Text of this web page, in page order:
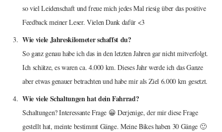
so viel Leidenschaft und freue mich jedes Mal riesig über das positive
Feedback meiner Leser. Vielen Dank dafür <3
Wie viele Jahreskilometer schaffst du?
So ganz genau habe ich das in den letzten Jahren gar nicht mitverfolgt.
Ich schätze, es waren ca. 4.000 km. Dieses Jahr werde ich das Ganze
aber etwas genauer betrachten und habe mir als Ziel 6.000 km gesetzt.
Wie viele Schaltungen hat dein Fahrrad?
Schaltungen? Interessante Frage 😀 Derjenige, der mir diese Frage
gestellt hat, meinte bestimmt Gänge. Meine Bikes haben 30 Gänge 🙂